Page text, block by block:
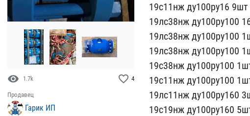
visibility 1.7k favorite_border 4
Продавец
Гарик ИП
19с11нж д​у100ру16 9шт
19лс38нж д​у100ру100
19лс3​8нж ду100ру100
19лс38нж ду100ру​100
19с38нж​ ду100ру100
19с11нж ду100ру100​
19лс11​нж ду100ру160
19с19нж ду100ру16​0